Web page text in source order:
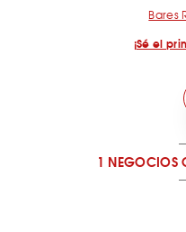
Bares
¡Sé el
1 NEGOCIOS